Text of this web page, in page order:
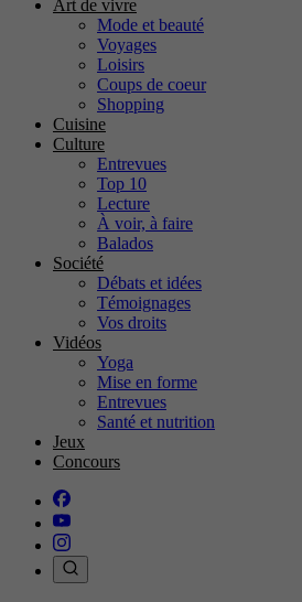
Art de vivre
Mode et beauté
Voyages
Loisirs
Coups de coeur
Shopping
Cuisine
Culture
Entrevues
Top 10
Lecture
À voir, à faire
Balados
Société
Débats et idées
Témoignages
Vos droits
Vidéos
Yoga
Mise en forme
Entrevues
Santé et nutrition
Jeux
Concours